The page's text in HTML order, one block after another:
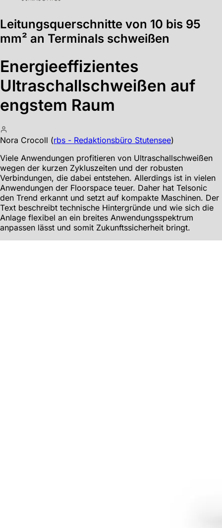
Leitungsquerschnitte von 10 bis 95
mm² an Terminals schweißen
Energieeffizientes
Ultraschallschweißen auf
engstem Raum
Nora Crocoll (rbs - Redaktionsbüro Stutensee)
Viele Anwendungen profitieren von Ultraschallschweißen
wegen der kurzen Zykluszeiten und der robusten
Verbindungen, die dabei entstehen. Allerdings ist in vielen
Anwendungen der Floorspace teuer. Daher hat Telsonic
den Trend erkannt und setzt auf kompakte Maschinen. Der
Text beschreibt technische Hintergründe und wie sich die
Anlage flexibel an ein breites Anwendungsspektrum
anpassen lässt und somit Zukunftssicherheit bringt.